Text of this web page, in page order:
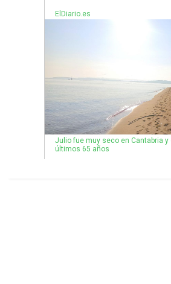
ElDiario.es
Julio fue muy seco en Cantabria
últimos 65 años